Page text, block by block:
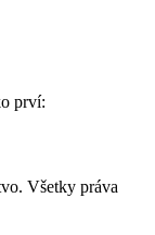
prví:
Všetky práva